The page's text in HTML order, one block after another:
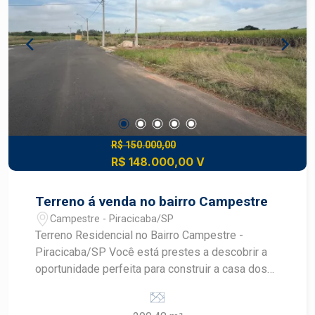
R$ 150.000,00
R$ 148.000,00 V
Terreno á venda no bairro Campestre
Campestre - Piracicaba/SP
Terreno Residencial no Bairro Campestre -
Piracicaba/SP Você está prestes a descobrir a
oportunidade perfeita para construir a casa dos
residencial localizado no bairro Campestre, em